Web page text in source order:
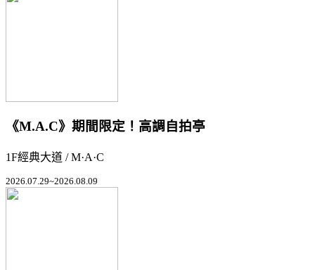
《M.A.C》期間限定！高調自拍亭
1F經典大道 / M·A·C
2026.07.29~2026.08.09